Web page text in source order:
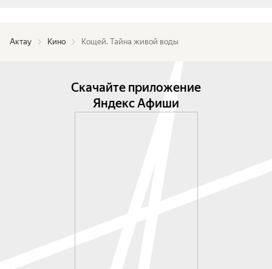
Актау Кино Кощей. Тайна живой воды
Скачайте приложение
Яндекс Афиши